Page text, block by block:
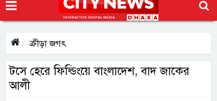
ক্রীড়া জগৎ
টসে হেরে ফিল্ডিংয়ে বাংলাদেশ, বাদ জাকের
আলী